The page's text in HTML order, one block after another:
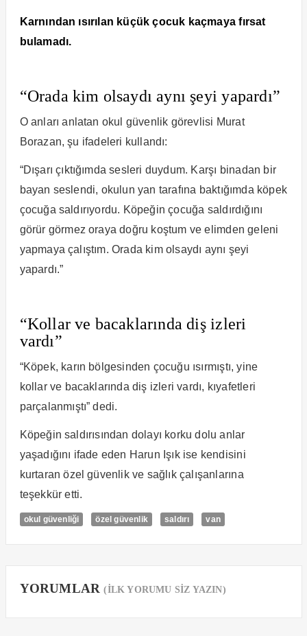
Karnından ısırılan küçük çocuk kaçmaya fırsat
bulamadı.
“Orada kim olsaydı aynı şeyi yapardı”
O anları anlatan okul güvenlik görevlisi Murat
Borazan, şu ifadeleri kullandı:
“Dışarı çıktığımda sesleri duydum. Karşı binadan bir
bayan seslendi, okulun yan tarafına baktığımda köpek
çocuğa saldırıyordu. Köpeğin çocuğa saldırdığını
görür görmez oraya doğru koştum ve elimden geleni
yapmaya çalıştım. Orada kim olsaydı aynı şeyi
yapardı.”
“Kollar ve bacaklarında diş izleri
vardı”
“Köpek, karın bölgesinden çocuğu ısırmıştı, yine
kollar ve bacaklarında diş izleri vardı, kıyafetleri
parçalanmıştı” dedi.
Köpeğin saldırısından dolayı korku dolu anlar
yaşadığını ifade eden Harun Işık ise kendisini
kurtaran özel güvenlik ve sağlık çalışanlarına
teşekkür etti.
okul güvenliği özel güvenlik saldırı van
YORUMLAR(İLK YORUMU SİZ YAZIN)